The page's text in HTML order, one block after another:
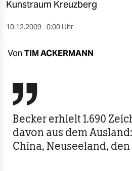
verlag
verlag
veranstaltungen
shop
Kunstraum Kreuzberg
10.12.2009 0:00 Uhr
Von TIM ACKERMANN

Becker erhielt 1.690
davon aus dem
China, Neuseeland, den